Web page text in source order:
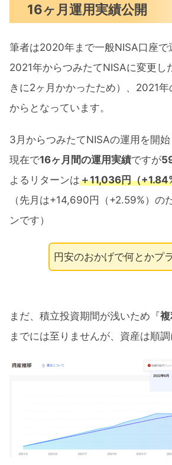
16ヶ月運用実績公開
筆者は2020年まで一般NISA口座で
2021年からつみたてNISAに変更し
きに2ヶ月かかったため）、2021
からとなっています。
3月からつみたてNISAの運用を開
現在で16ヶ月間の運用実績ですが
よるリターンは＋11,036円（
（先月は+14,690円（+2.59%）
ンです）
円安のおかげで何とかプ
まだ、積立投資期間が浅いため『
までには至りませんが、資産は順調